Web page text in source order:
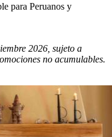
para Peruanos y
2026, sujeto a
no acumulables.